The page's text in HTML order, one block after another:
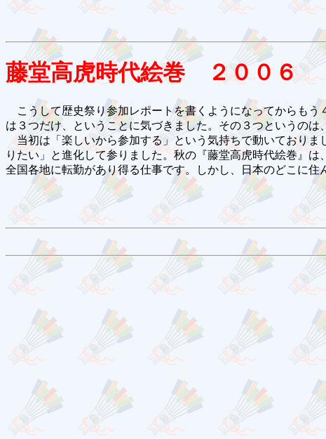
藤堂高虎時代絵巻 ２００６
こうして歴史祭り参加レポートを書くようになってからもう
は３つだけ、ということに気づきました。その３つというの
当初は「楽しいから参加する」という気持ちで動いておりま
りたい」と進化して参りました。秋の『藤堂高虎時代絵巻』
全国各地に転勤があり得る仕事です。しかし、日本のどこに